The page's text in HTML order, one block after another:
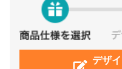
500 枚
デザ